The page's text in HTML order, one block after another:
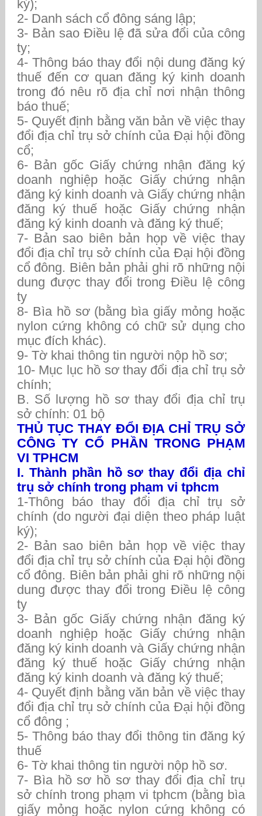
ký);
2- Danh sách cổ đông sáng lập;
3- Bản sao Điều lệ đã sửa đổi của công
ty;
4- Thông báo thay đổi nội dung đăng ký
thuế đến cơ quan đăng ký kinh doanh
trong đó nêu rõ địa chỉ nơi nhận thông
báo thuế;
5- Quyết định bằng văn bản về việc thay
đổi địa chỉ trụ sở chính của Đại hội đồng
cổ;
6- Bản gốc Giấy chứng nhận đăng ký
doanh nghiệp hoặc Giấy chứng nhận
đăng ký kinh doanh và Giấy chứng nhận
đăng ký thuế hoặc Giấy chứng nhận
đăng ký kinh doanh và đăng ký thuế;
7- Bản sao biên bản họp về việc thay
đổi địa chỉ trụ sở chính của Đại hội đồng
cổ đông. Biên bản phải ghi rõ những nội
dung được thay đổi trong Điều lệ công
ty
8- Bìa hồ sơ (bằng bìa giấy mỏng hoặc
nylon cứng không có chữ sử dụng cho
mục đích khác).
9- Tờ khai thông tin người nộp hồ sơ;
10- Mục lục hồ sơ thay đổi địa chỉ trụ sở
chính;
B. Số lượng hồ sơ thay đổi địa chỉ trụ
sở chính: 01 bộ
THỦ TỤC THAY ĐỔI ĐỊA CHỈ TRỤ SỞ
CÔNG TY CỔ PHẦN TRONG PHẠM
VI TPHCM
I. Thành phần hồ sơ thay đổi địa chỉ
trụ sở chính trong phạm vi tphcm
1-Thông báo thay đổi địa chỉ trụ sở
chính (do người đại diện theo pháp luật
ký);
2- Bản sao biên bản họp về việc thay
đổi địa chỉ trụ sở chính của Đại hội đồng
cổ đông. Biên bản phải ghi rõ những nội
dung được thay đổi trong Điều lệ công
ty
3- Bản gốc Giấy chứng nhận đăng ký
doanh nghiệp hoặc Giấy chứng nhận
đăng ký kinh doanh và Giấy chứng nhận
đăng ký thuế hoặc Giấy chứng nhận
đăng ký kinh doanh và đăng ký thuế;
4- Quyết định bằng văn bản về việc thay
đổi địa chỉ trụ sở chính của Đại hội đồng
cổ đông ;
5- Thông báo thay đổi thông tin đăng ký
thuế
6- Tờ khai thông tin người nộp hồ sơ.
7- Bìa hồ sơ hồ sơ thay đổi địa chỉ trụ
sở chính trong phạm vi tphcm (bằng bìa
giấy mỏng hoặc nylon cứng không có